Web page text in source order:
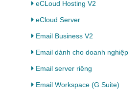
eCLoud Hosting V2
eCloud Server
Email Business V2
Email dành cho doanh nghiệp
Email server riêng
Email Workspace (G Suite)